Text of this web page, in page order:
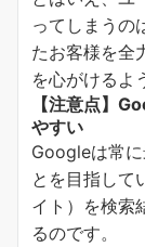
ってしまうの
たお客様を全
を心がけるよ
【注意点】
やすい
Googleは常
とを目指して
イト）を検索
るのです。